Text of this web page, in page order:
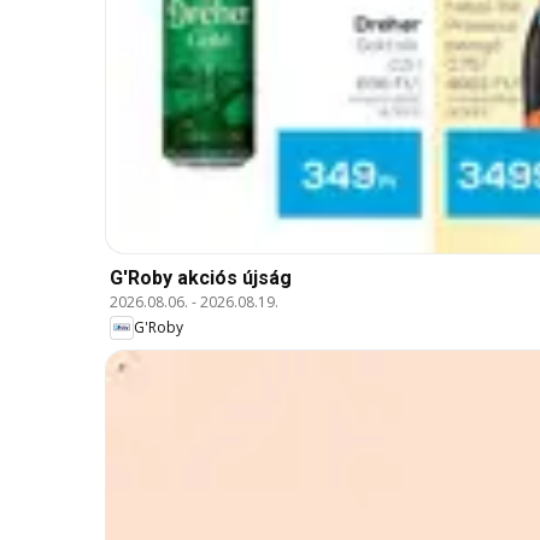
G'Roby akciós újság
2026.08.06. -2026.08.19.
G'Roby